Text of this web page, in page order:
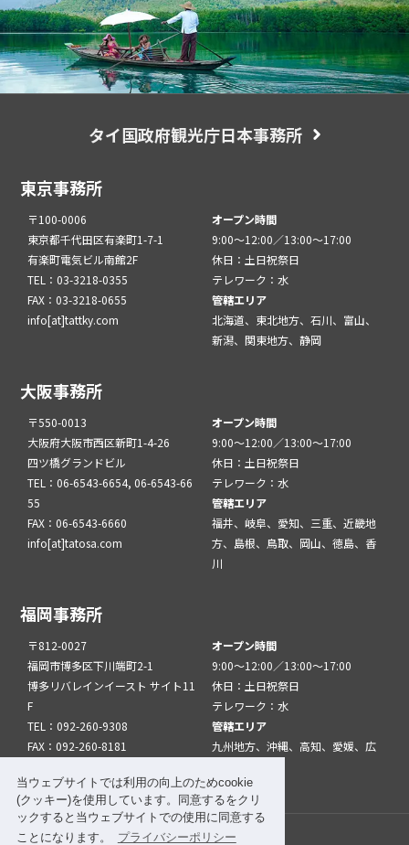
当ウェブサイトでは利用の向上のためcookie
(クッキー)を使用しています。同意するをクリ
ックすると当ウェブサイトでの使用に同意する
ことになります。
プライバシーポリシー
タイ国政府観光庁日本事務所
東京事務所
〒100-0006
東京都千代田区有楽町1-7-1
有楽町電気ビル南館2F
TEL：03-3218-0355
FAX：03-3218-0655
info[at]tattky.com
オープン時間
9:00～12:00／13:00～17:00
休日：土日祝祭日
テレワーク：水
管轄エリア
北海道、東北地方、石川、富山、
新潟、関東地方、静岡
大阪事務所
〒550-0013
大阪府大阪市西区新町1-4-26
四ツ橋グランドビル
TEL：06-6543-6654, 06-6543-66
55
FAX：06-6543-6660
info[at]tatosa.com
オープン時間
9:00～12:00／13:00～17:00
休日：土日祝祭日
テレワーク：水
管轄エリア
福井、岐阜、愛知、三重、近畿地
方、島根、鳥取、岡山、徳島、香
川
福岡事務所
〒812-0027
福岡市博多区下川端町2-1
博多リバレインイースト サイト11
F
TEL：092-260-9308
FAX：092-260-8181
オープン時間
9:00～12:00／13:00～17:00
休日：土日祝祭日
テレワーク：水
管轄エリア
九州地方、沖縄、高知、愛媛、広